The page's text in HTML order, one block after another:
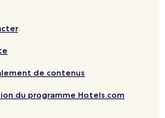
de contenus
du programme Hotels.com